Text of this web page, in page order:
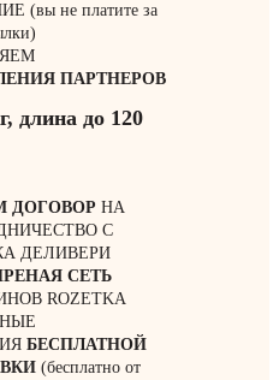
(вы не платите за
ПАРТНЕРОВ
длина до 120
ДОГОВОР НА
С
ДЕЛИВЕРИ
СЕТЬ
ROZETKA
БЕСПЛАТНОЙ
(бесплатно от